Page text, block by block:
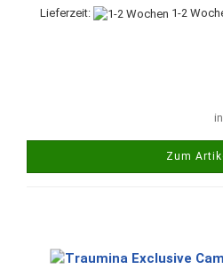
Lieferzeit: 1-2
Zum